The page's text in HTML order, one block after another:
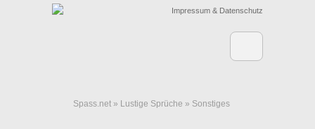
Impressum & Datenschutz
Spass.net » Lustige Sprüche » Sonstiges